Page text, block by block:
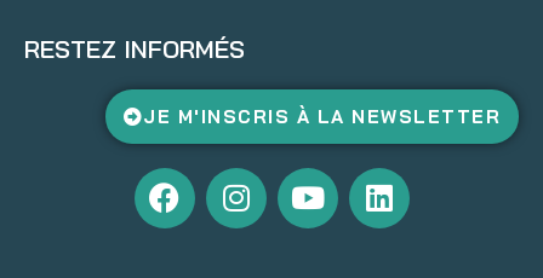
RESTEZ INFORMÉS
JE M'INSCRIS À LA NEWSLETTER